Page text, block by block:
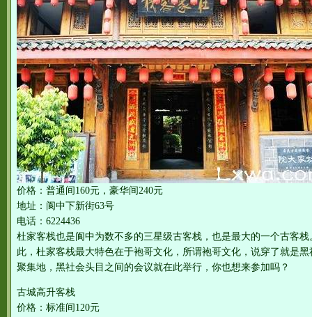
价格：普通间160元，豪华间240元
地址：阆中下新街63号
电话：6224436
杜家客栈也是阆中为数不多的三星级古客栈，也是最大的一个古客
此，杜家客栈最大特色在于袍哥文化，所谓袍哥文化，说穿了就是
聚集地，黑社会头目之间的会议就在此举行，你也想来参加吗？
古城高升客栈
价格：标准间120元